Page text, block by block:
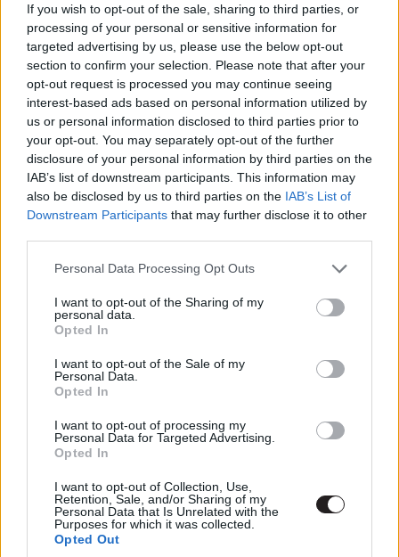
If you wish to opt-out of the sale, sharing to third parties, or
processing of your personal or sensitive information for
targeted advertising by us, please use the below opt-out
section to confirm your selection. Please note that after your
opt-out request is processed you may continue seeing
interest-based ads based on personal information utilized by
us or personal information disclosed to third parties prior to
your opt-out. You may separately opt-out of the further
disclosure of your personal information by third parties on the
IAB’s list of downstream participants. This information may
also be disclosed by us to third parties on the IAB’s List of
Downstream Participants that may further disclose it to other
Please note that this website/app uses one or more Google
not limited to your visit or usage behaviour. You may click to
grant or deny consent to Google and its third-party tags to
use your data for below specified purposes in below Google
consent section.
Personal Data Processing Opt Outs
I want to opt-out of the Sharing of my
personal data.
Opted In
I want to opt-out of the Sale of my
Personal Data.
Opted In
I want to opt-out of processing my
Personal Data for Targeted Advertising.
Opted In
I want to opt-out of Collection, Use,
Retention, Sale, and/or Sharing of my
Personal Data that Is Unrelated with the
Purposes for which it was collected.
Opted Out
Úgy néz ki, hogy a munkálataiba ősszel belevágó
élőszereplős Venom színészgárdája egy újabb A-listás
színésszel bővülhet, miután Tom Hardy-t választották a
címszereplő Eddie Brock-nak. AVarietyértesülései
szerint ugyanis Riz Ahmed korai tárgyalásokat folytat a
Sony Pictures-szel egy olyan karakter szerepéért, akire
még nem derült fény, de a portál forrásai szerint "egy
népszerű Marvel Comics figura." A stúdió egyelőre nem
kommentálta az értesülést.
Bizonyára mindenki találkozott már Ahmed-del olyan
alkotásban, mint például a tavaly debütált Zsivány Egyes:
Egy Star Wars-történet, vagy az HBO saját gyártású
filmje, az Aznap éjjel, mielőtt csatlakozott volna a Jason
Bourne franchise-hoz. Végtelen sora van azon
karaktereknek, akiket eljátszhatna a filmben: a rajongók
mint Norban Osborn vagy akár a Vezér, de két név tűnik a
legesélyesebbnek: Ben Reilly és Kraven, a vadász.
A megbeszélések valóban nagyon korai szakaszában
járhat a színész, hiszen Matt Smith, Pedro Pascal és
Mathias Schoenarts elvileg szintén az esélyesek között